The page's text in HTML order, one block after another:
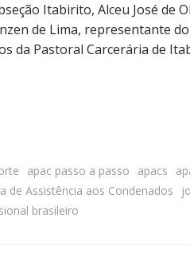
Itabirito, Alceu José de
de Lima, representante
da Pastoral Carcerária de
apac passo a passo apacs
de Assistência aos Condenados
brasileiro